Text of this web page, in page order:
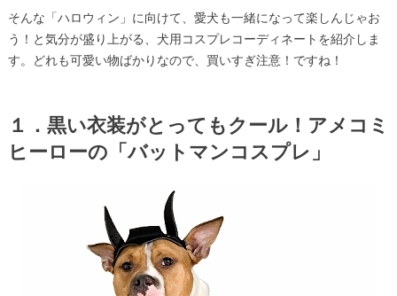
そんな「ハロウィン」に向けて、愛犬も一緒になって楽しんじゃお
う！と気分が盛り上がる、犬用コスプレコーディネートを紹介しま
す。どれも可愛い物ばかりなので、買いすぎ注意！ですね！
１．黒い衣装がとってもクール！アメコミ
ヒーローの「バットマンコスプレ」